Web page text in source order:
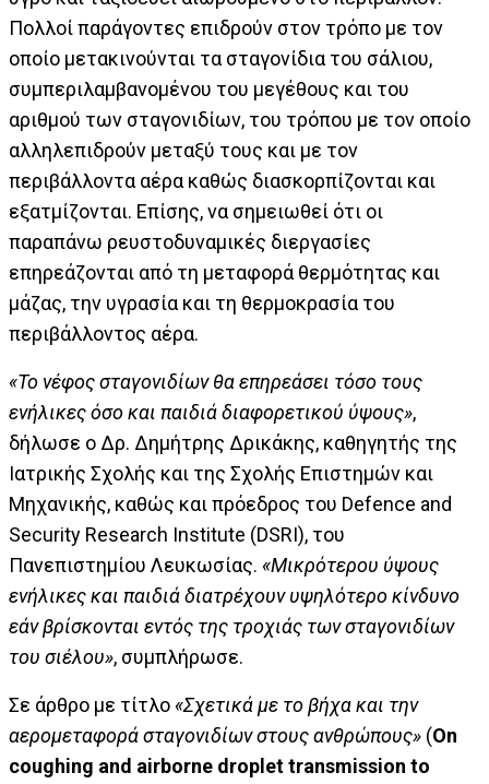
Πολλοί παράγοντες επιδρούν στον τρόπο με τον
οποίο μετακινούνται τα σταγονίδια του σάλιου,
συμπεριλαμβανομένου του μεγέθους και του
αριθμού των σταγονιδίων, του τρόπου με τον οποίο
αλληλεπιδρούν μεταξύ τους και με τον
περιβάλλοντα αέρα καθώς διασκορπίζονται και
εξατμίζονται. Επίσης, να σημειωθεί ότι οι
παραπάνω ρευστοδυναμικές διεργασίες
επηρεάζονται από τη μεταφορά θερμότητας και
μάζας, την υγρασία και τη θερμοκρασία του
περιβάλλοντος αέρα.
«Το νέφος σταγονιδίων θα επηρεάσει τόσο τους
ενήλικες όσο και παιδιά διαφορετικού ύψους»,
δήλωσε ο Δρ. Δημήτρης Δρικάκης, καθηγητής της
Ιατρικής Σχολής και της Σχολής Επιστημών και
Μηχανικής, καθώς και πρόεδρος του Defence and
Security Research Institute (DSRI), του
Πανεπιστημίου Λευκωσίας. «Μικρότερου ύψους
ενήλικες και παιδιά διατρέχουν υψηλότερο κίνδυνο
εάν βρίσκονται εντός της τροχιάς των σταγονιδίων
του σιέλου», συμπλήρωσε.
Σε άρθρο με τίτλο «Σχετικά με το βήχα και την
αερομεταφορά σταγονιδίων στους ανθρώπους» (On
coughing and airborne droplettransmission to